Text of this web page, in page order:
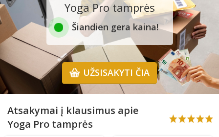
Yoga Pro tamprės
Šiandien gera kaina!
UŽSISAKYTI ČIA
Atsakymai į klausimus apie
Yoga Pro tamprės